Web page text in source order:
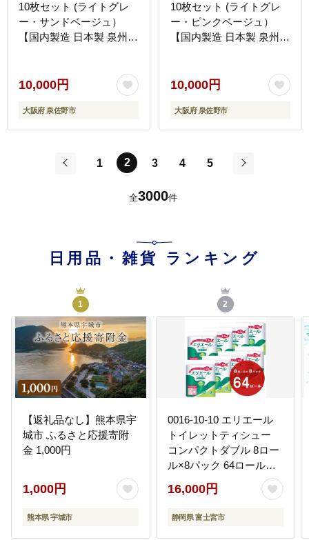
10枚セット (ライトグレ
ー・サンドベージュ）
【国内製造 日本製 泉州タ
10,000円
大阪府 泉佐野市
10枚セット (ライトグレ
ー・ピンクベージュ）
【国内製造 日本製 泉州タ
10,000円
大阪府 泉佐野市
1 2 3 4
5
全3000件
日用品・雑貨 ランキング
1
【返礼品なし】熊本県宇
城市 ふるさと応援寄附
金 1,000円
1,000円
熊本県 宇城市
2
0016-10-10 エリエール
トイレットティシュー
コンパクトダブル 8ロー
ル×8パック 64ロール
1.5倍巻 45m トイレット
ペーパー ダブル パルプ
100％ 香りつき 日用品
16,000円
静岡県 富士宮市